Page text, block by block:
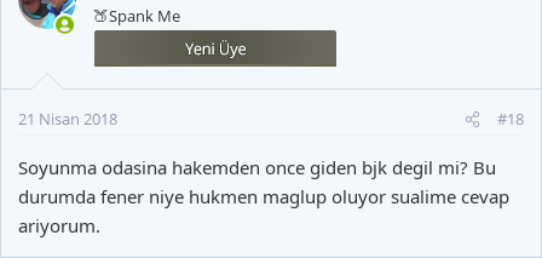
🍑Spank Me
21 Nisan 2018 #18
Soyunma odasina hakemden once giden bjk degil mi? Bu
durumda fener niye hukmen maglup oluyor sualime cevap
ariyorum.